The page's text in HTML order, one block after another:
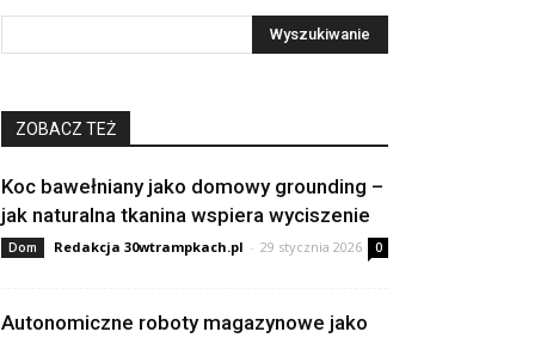
ZOBACZ TEŻ
Koc bawełniany jako domowy grounding –
jak naturalna tkanina wspiera wyciszenie
Dom Redakcja 30wtrampkach.pl - 29 stycznia 2026 0
Autonomiczne roboty magazynowe jako